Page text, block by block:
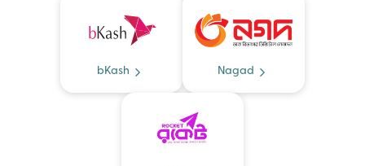
bKash Nagad